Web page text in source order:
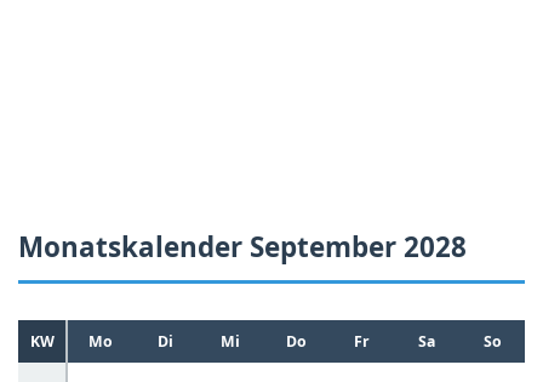
Monatskalender September 2028
KW Mo Di Mi Do Fr Sa So